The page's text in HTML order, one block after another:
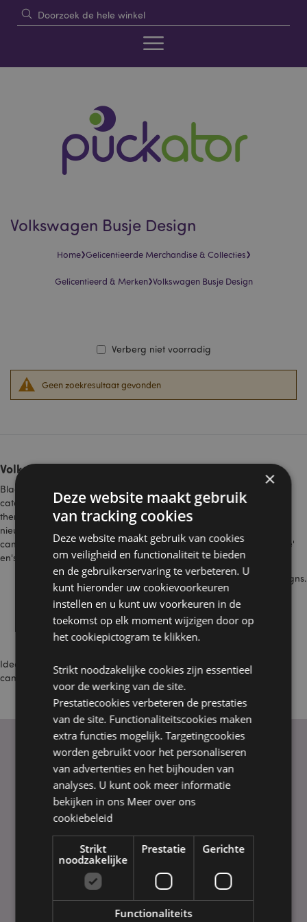
Volkswagen Busje Design
Home›Gelicentieerde Merchandise & Collecties›
Gelicentieerd & Merken›Volkswagen Busje Design
Geen zoekresultaat gevonden
Verberg niet voorradig
Volkswagen Busje Design
Blader door deze fantastische Groothandel Volkswagen Busje
categorie en ontdek de nieuwe collectie gelicentieerde VW Busjes
thema cadeaus en verzamelobjecten. In 2020 lanceren we onze
nieuwe VW Busjes-collectie met ontwerpen zoals de nieuwe T1 VW
camper in traditionele blauwe en rode kleuren, plus in 'zomerliefde'
en'surfavontuur' ontwerpen.
Unieke cadeauartikelen gebaseerd op het VW T1 busje designs.
Ideaal voor fans en verzamelaars van over de hele wereld
Goede kwaliteit en diversiteit aan producten tegen
concurrerende groothandelprijs.
Ideaal voor verkoop in giftshops, souvenir winkels, strandwinkels,
camping winkels, boekenhandel, kantoorboekhandel etc.
PRAKTISCHE LINKS
Bezorging/Verzending
Veelgestelde vragen
Betaalwijzen
Puckator EDC Nieuws & Informatie
Privacy / rechten
Virtuele showroom
×
Deze website maakt gebruik
van tracking cookies
Deze website maakt gebruik van cookies
om veiligheid en functionaliteit te bieden
en de gebruikerservaring te verbeteren. U
kunt hieronder uw cookievoorkeuren
instellen en u kunt uw voorkeuren in de
toekomst op elk moment wijzigen door op
het cookiepictogram te klikken.
Strikt noodzakelijke cookies zijn essentieel
voor de werking van de site.
Prestatiecookies verbeteren de prestaties
van de site. Functionaliteitscookies maken
extra functies mogelijk. Targetingcookies
worden gebruikt voor het personaliseren
van advertenties en het bijhouden van
analyses. U kunt ook meer informatie
bekijken in ons Meer over ons
cookiebeleid
Strikt
noodzakelijke
Prestatie Gerichte
Functionaliteits